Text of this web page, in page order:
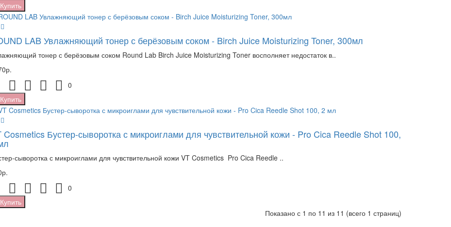
Купить
LAB Увлажняющий тонер с берёзовым соком - Birch Juice Moisturizing Toner, 300мл
тонер с берёзовым соком Round Lab Birch Juice Moisturizing Toner восполняет недостаток в..
0
Купить
Cosmetics Бустер-сыворотка с микроиглами для чувствительной кожи - Pro Cica Reedle Shot 100,
сыворотка с микроиглами для чувствительной кожи VT Cosmetics Pro Cica Reedle ..
0
Купить
Показано с 1 по 11 из 11 (всего 1 страниц)